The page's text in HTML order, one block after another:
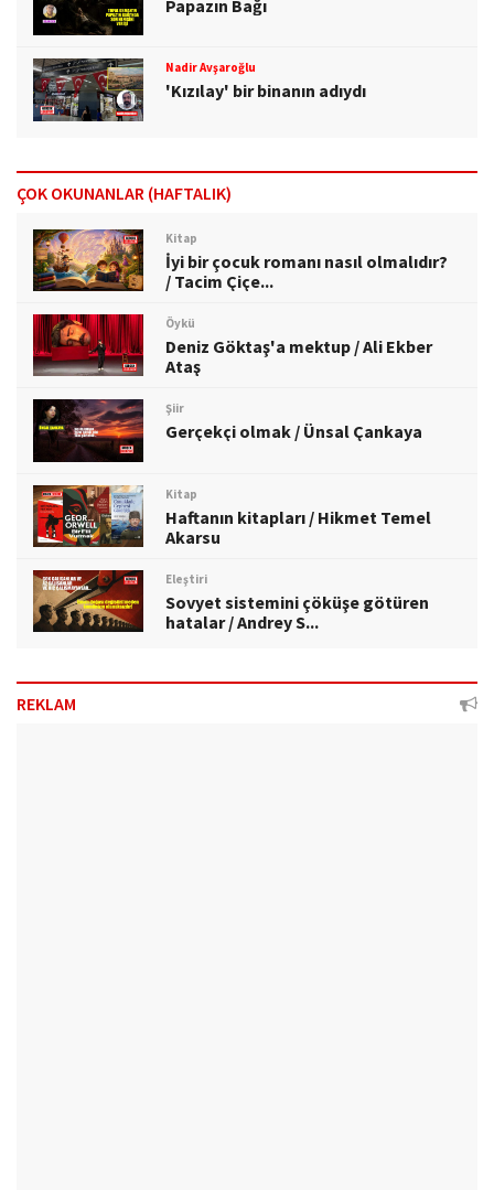
Papazın Bağı
Nadir Avşaroğlu
'Kızılay' bir binanın adıydı
ÇOK OKUNANLAR (HAFTALIK)
Kitap
İyi bir çocuk romanı nasıl olmalıdır?
/ Tacim Çiçe...
Öykü
Deniz Göktaş'a mektup / Ali Ekber
Ataş
Şiir
Gerçekçi olmak / Ünsal Çankaya
Kitap
Haftanın kitapları / Hikmet Temel
Akarsu
Eleştiri
Sovyet sistemini çöküşe götüren
hatalar / Andrey S...
REKLAM